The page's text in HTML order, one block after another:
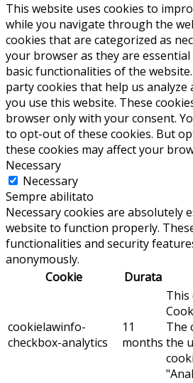
This website uses cookies to
while you navigate through the
cookies that are categorized as
your browser as they are
basic functionalities of the
party cookies that help us analyze
you use this website. These
browser only with your consent.
to opt-out of these cookies. But
these cookies may affect your
Necessary
Necessary
Sempre abilitato
Necessary cookies are absolutely
website to function properly.
functionalities and security
anonymously.
Cookie
Durata
cookielawinfo-
checkbox-analytics
11
months
This
The
the